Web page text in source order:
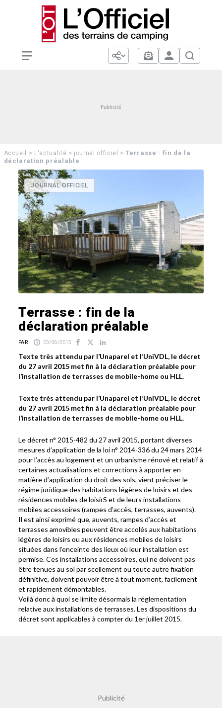
Accueil > L'actualité > journal officiel >Terrasse : fin de la
déclaration préalable
JOURNAL OFFICIEL
Terrasse : fin de la
déclaration préalable
PAR 03/06/2015
Texte très attendu par l’Unaparel et l’UniVDL, le décret
du 27 avril 2015 met fin à la déclaration préalable pour
l’installation de terrasses de mobile-home ou HLL.
Texte très attendu par l’Unaparel et l’UniVDL, le décret
du 27 avril 2015 met fin à la déclaration préalable pour
l’installation de terrasses de mobile-home ou HLL.
Le décret n° 2015-482 du 27 avril 2015, portant diverses
mesures d’application de la loi n° 2014-336 du 24 mars 2014
pour l’accès au logement et un urbanisme rénové et relatif à
certaines actualisations et corrections à apporter en
matière d’application du droit des sols, vient préciser le
régime juridique des habitations légères de loisirs et des
résidences mobiles de loisirS et de leurs installations
mobiles accessoires (rampes d’accès, terrasses, auvents).
Il est ainsi exprimé que, auvents, rampes d’accès et
terrasses amovibles peuvent être accolés aux habitations
légères de loisirs ou aux résidences mobiles de loisirs
situées dans l’enceinte des lieux où leur installation est
permise. Ces installations accessoires, qui ne doivent pas
être tenues au sol par scellement ou toute autre fixation
définitive, doivent pouvoir être à tout moment, facilement
et rapidement démontables.
Voilà donc à quoi se limite désormais la réglementation
relative aux installations de terrasses. Les dispositions du
décret sont applicables à compter du 1er juillet 2015.